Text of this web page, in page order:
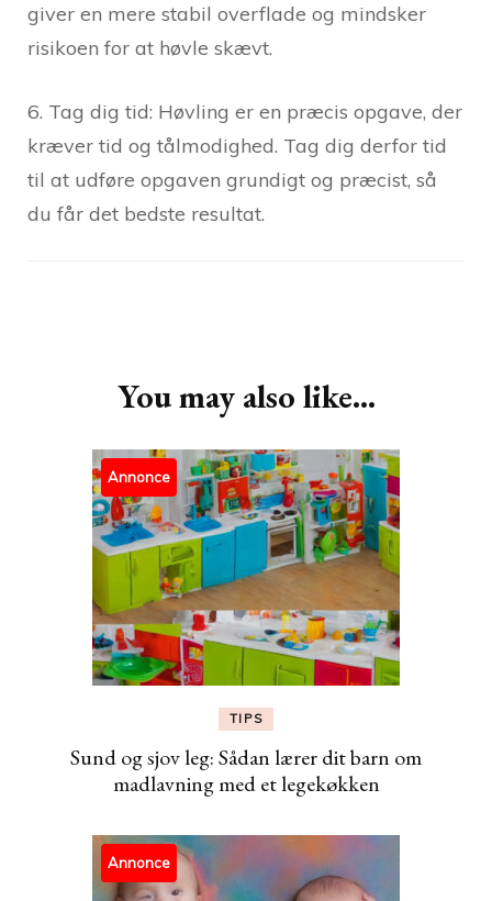
giver en mere stabil overflade og mindsker
risikoen for at høvle skævt.
6. Tag dig tid: Høvling er en præcis opgave, der
kræver tid og tålmodighed. Tag dig derfor tid
til at udføre opgaven grundigt og præcist, så
du får det bedste resultat.
You may also like...
Annonce
TIPS
Sund og sjov leg: Sådan lærer dit barn om
madlavning med et legekøkken
Annonce